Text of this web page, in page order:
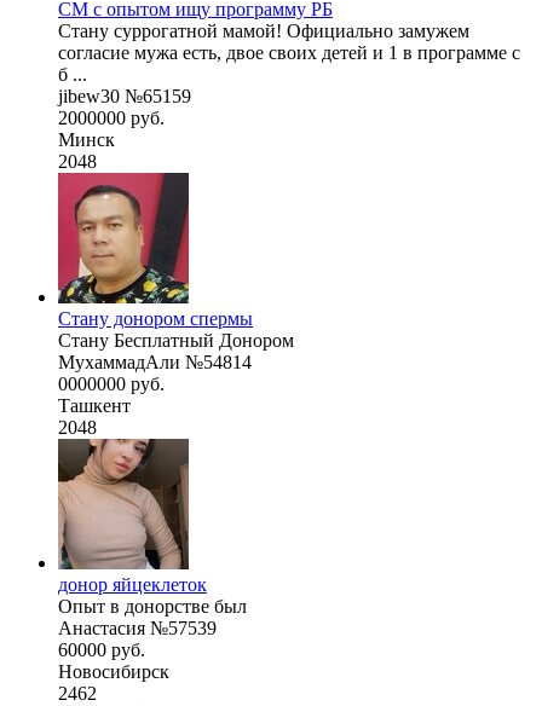
СМ с опытом ищу программу РБ
Стану суррогатной мамой! Официально замужем
согласие мужа есть, двое своих детей и 1 в программе с
б ...
jibew30 №65159
2000000 руб.
Минск
2048
Стану донором спермы
Стану Бесплатный Донором
МухаммадАли №54814
0000000 руб.
Ташкент
2048
донор яйцеклеток
Опыт в донорстве был
Анастасия №57539
60000 руб.
Новосибирск
2462